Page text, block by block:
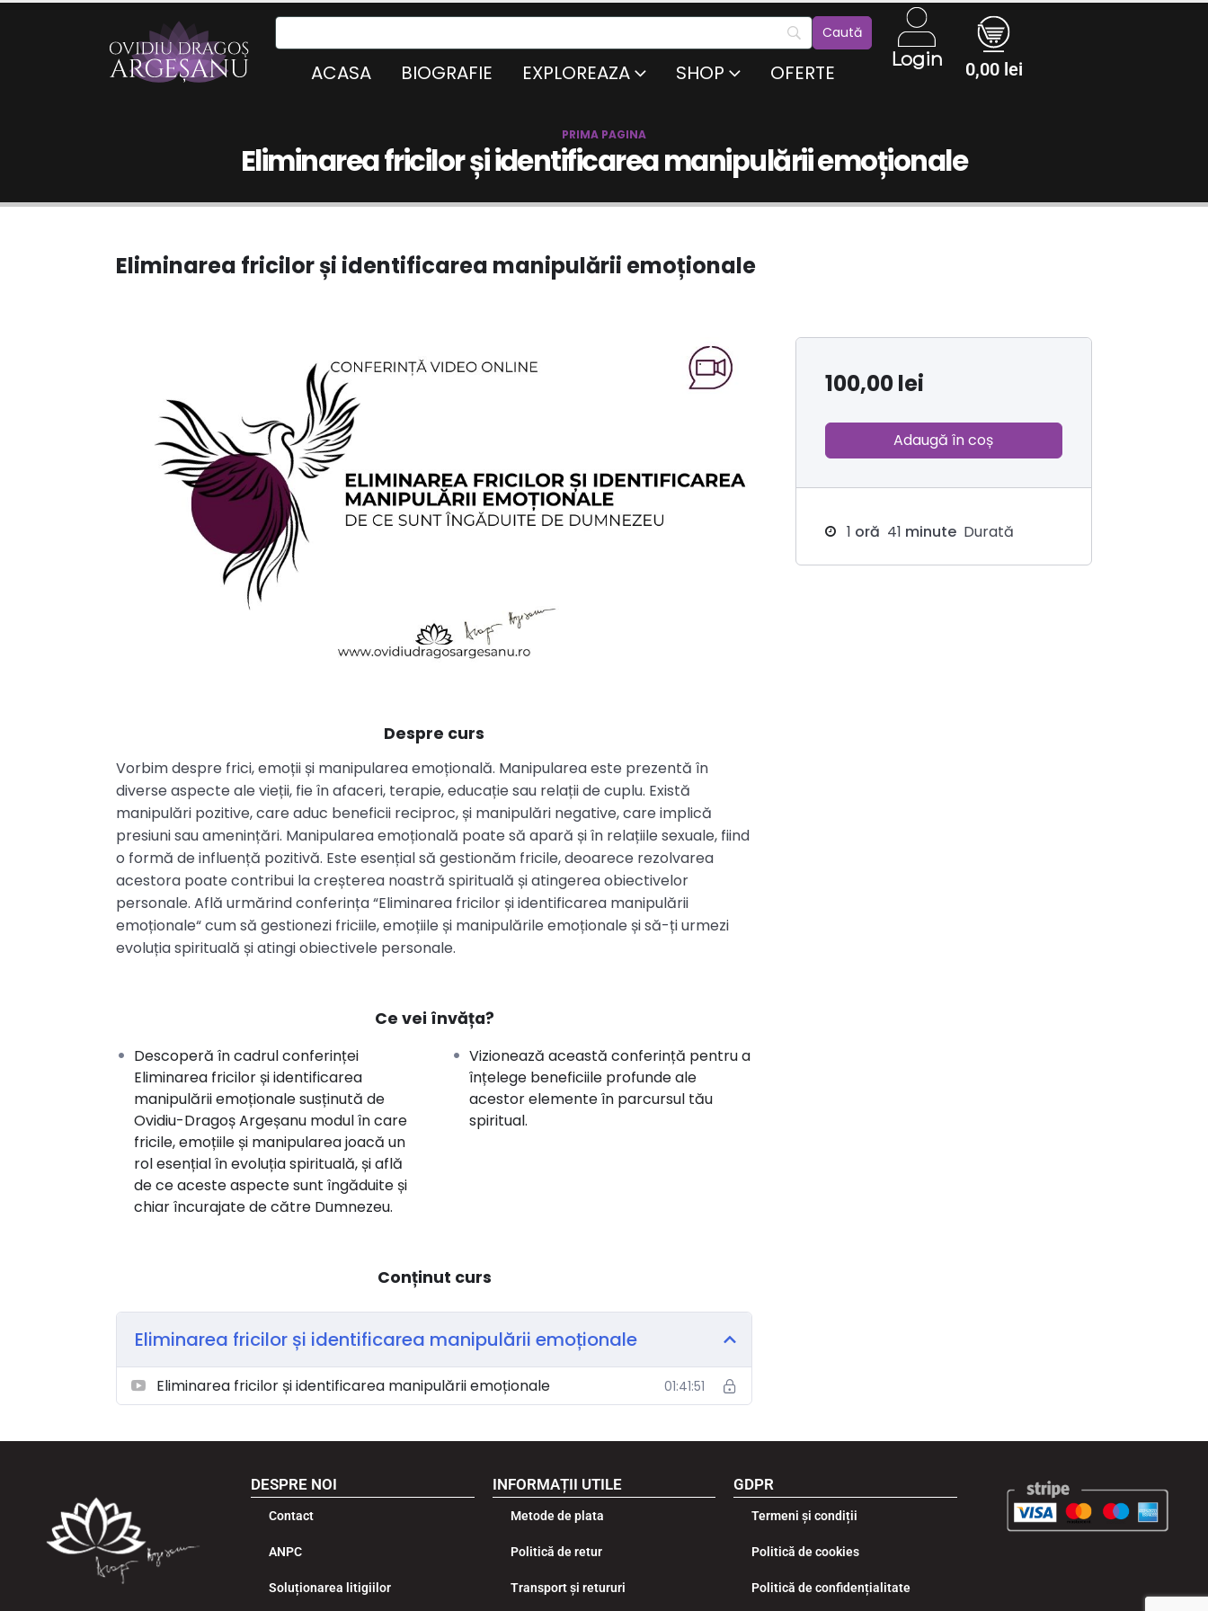
ACASA BIOGRAFIE EXPLOREAZA SHOP OFERTE
Login 0,00 lei
PRIMA PAGINA
Eliminarea fricilor și identificarea manipulării emoționale
Eliminarea fricilor și identificarea manipulării emoționale
Despre curs
Vorbim despre frici, emoții și manipularea emoțională. Manipularea este prezentă în
diverse aspecte ale vieții, fie în afaceri, terapie, educație sau relații de cuplu. Există
manipulări pozitive, care aduc beneficii reciproc, și manipulări negative, care implică
presiuni sau amenințări. Manipularea emoțională poate să apară și în relațiile sexuale, fiind
o formă de influență pozitivă. Este esențial să gestionăm fricile, deoarece rezolvarea
acestora poate contribui la creșterea noastră spirituală și atingerea obiectivelor
personale. Află urmărind conferința “Eliminarea fricilor și identificarea manipulării
emoționale“ cum să gestionezi friciile, emoțiile și manipulările emoționale și să-ți urmezi
evoluția spirituală și atingi obiectivele personale.
Ce vei învăța?
Descoperă în cadrul conferinței
Eliminarea fricilor și identificarea
manipulării emoționale susținută de
Ovidiu-Dragoș Argeșanu modul în care
fricile, emoțiile și manipularea joacă un
rol esențial în evoluția spirituală, și află
de ce aceste aspecte sunt îngăduite și
chiar încurajate de către Dumnezeu.
Vizionează această conferință pentru a
înțelege beneficiile profunde ale
acestor elemente în parcursul tău
spiritual.
Conținut curs
Eliminarea fricilor și identificarea manipulării emoționale
Eliminarea fricilor și identificarea manipulării emoționale 01:41:51
100,00lei
Adaugă în coș
1 oră 41 minute Durată
DESPRE NOI
Contact
ANPC
Soluționarea litigiilor
INFORMAȚII UTILE
Metode de plata
Politică de retur
Transport și retururi
GDPR
Termeni și condiții
Politică de cookies
Politică de confidențialitate